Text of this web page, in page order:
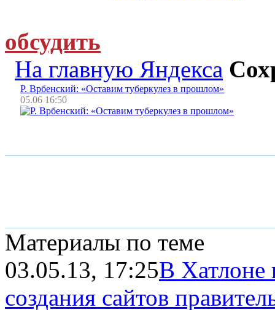
обсудить
На главную Яндекса
Р. Врбенский: «Оставим туберкулез в прошлом»
05.06 16:50
Материалы по теме
03.05.13, 17:25В Хатлоне
создания сайтов